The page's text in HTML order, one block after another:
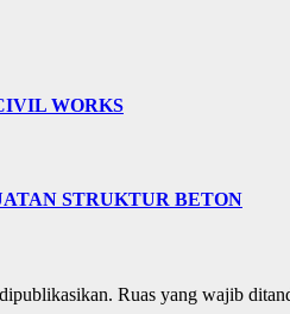
WORKS
STRUKTUR BETON
Ruas yang wajib